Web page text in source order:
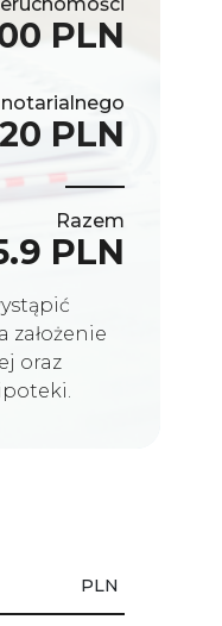
PLN
PLN
Razem
PLN
założenie
oraz
PLN